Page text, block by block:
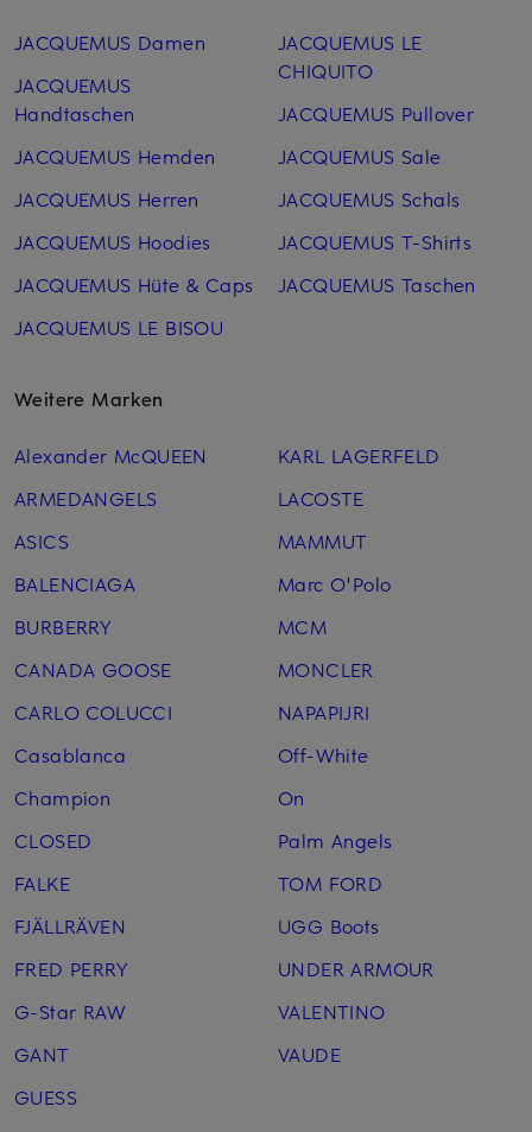
JACQUEMUS Damen
JACQUEMUS
Handtaschen
JACQUEMUS Hemden
JACQUEMUS Herren
JACQUEMUS Hoodies
JACQUEMUS Hüte & Caps
JACQUEMUS LE BISOU
JACQUEMUS LE
CHIQUITO
JACQUEMUS Pullover
JACQUEMUS Sale
JACQUEMUS Schals
JACQUEMUS T-Shirts
JACQUEMUS Taschen
Weitere Marken
Alexander McQUEEN
ARMEDANGELS
ASICS
BALENCIAGA
BURBERRY
CANADA GOOSE
CARLO COLUCCI
Casablanca
Champion
CLOSED
FALKE
FJÄLLRÄVEN
FRED PERRY
G-Star RAW
GANT
GUESS
KARL LAGERFELD
LACOSTE
MAMMUT
Marc O'Polo
MCM
MONCLER
NAPAPIJRI
Off-White
On
Palm Angels
TOM FORD
UGG Boots
UNDER ARMOUR
VALENTINO
VAUDE